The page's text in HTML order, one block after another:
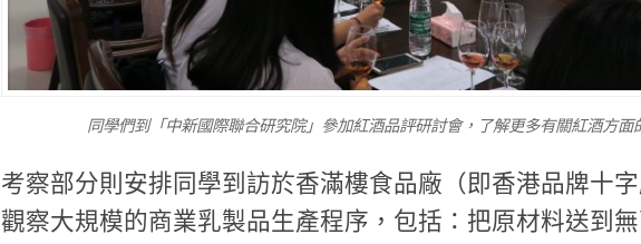
同學們到「中新國際聯合研究院」參加紅酒品評研討會，了解更多有關紅酒方面
考察部分則安排同學到訪於香滿樓食品廠（即香港品牌十
觀察大規模的商業乳製品生產程序，包括：把原材料送到